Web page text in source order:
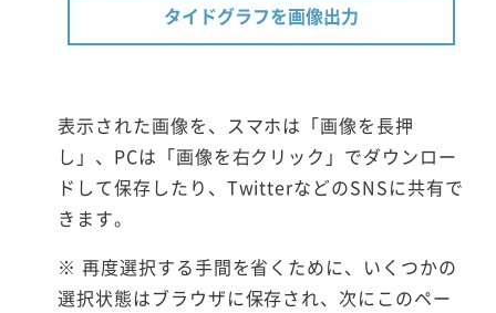
タイドグラフを画像出力
表示された画像を、スマホは「画像を長押
し」、PCは「画像を右クリック」でダウンロー
ドして保存したり、TwitterなどのSNSに共有で
きます。
※ 再度選択する手間を省くために、いくつかの
選択状態はブラウザに保存され、次にこのペー